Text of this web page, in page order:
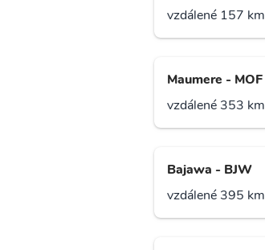
vzdálené 157 km
Maumere - MOF
vzdálené 353 km
Bajawa - BJW
vzdálené 395 km